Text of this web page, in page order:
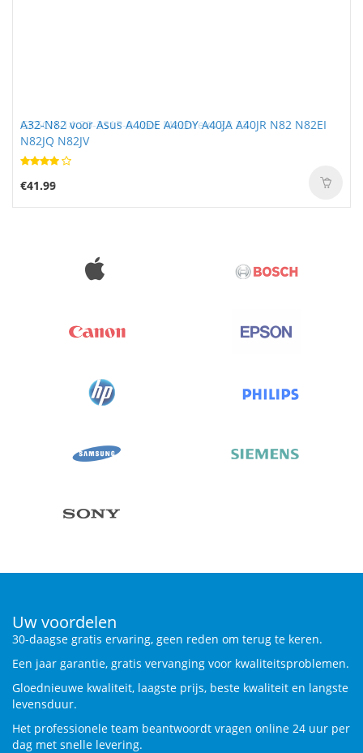
A32-N82 voor Asus A40DE A40DY A40JA A40JR N82 N82EI
N82JQ N82JV
€41.99
Uw voordelen
30-daagse gratis ervaring, geen reden om terug te keren.
Een jaar garantie, gratis vervanging voor kwaliteitsproblemen.
Gloednieuwe kwaliteit, laagste prijs, beste kwaliteit en langste
levensduur.
Het professionele team beantwoordt vragen online 24 uur per
dag met snelle levering.